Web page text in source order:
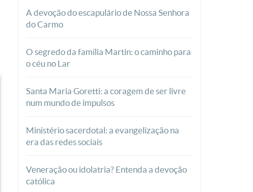
A devoção do escapulário de Nossa Senhora
do Carmo
O segredo da família Martin: o caminho para
o céu no Lar
Santa Maria Goretti: a coragem de ser livre
num mundo de impulsos
Ministério sacerdotal: a evangelização na
era das redes sociais
Veneração ou idolatria? Entenda a devoção
católica